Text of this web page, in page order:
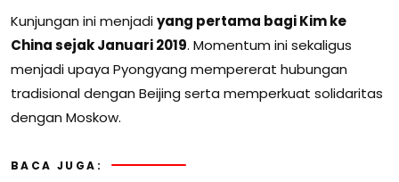
Kunjungan ini menjadiyang pertama bagi Kim ke
China sejak Januari 2019. Momentum ini sekaligus
menjadi upaya Pyongyang mempererat hubungan
tradisional dengan Beijing serta memperkuat solidaritas
dengan Moskow.
BACA JUGA: